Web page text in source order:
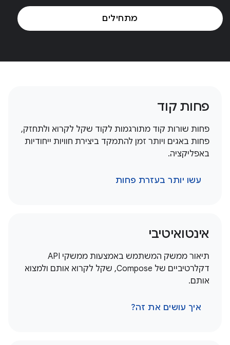
מתחילים
פחות קוד
פחות שורות קוד מתורגמות לקוד שקל לקרוא ולתחזק,
פחות באגים ויותר זמן להתמקד ביצירת חוויות ייחודיות
באפליקציה.
עשו יותר בעזרת פחות
אינטואיטיבי
תיאור ממשק המשתמש באמצעות ממשקי API
דקלרטיביים של Compose, שקל לקרוא אותם ולמצוא
אותם.
איך עושים את זה?